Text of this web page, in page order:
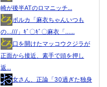
崎が後半ATのロマニッチ...
ポルカ「麻衣ちゃんいつも
の…///」ｷﾞ〇ｷﾞ〇麻衣「…...
口を開けたマッコウクジラが
正面から接近、素手で頭を押し
返...
女さん、正論「30過ぎた独身